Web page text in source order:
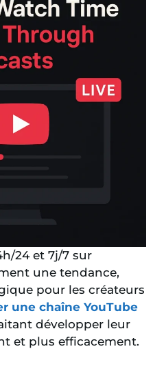
24 et 7j/7 sur
une tendance,
pour les créateurs
une chaîne YouTube
développer leur
et plus efficacement.